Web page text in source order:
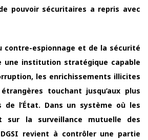
pouvoir sécuritaires a repris avec
contre-espionnage et de la sécurité
une institution stratégique capable
les enrichissements illicites
touchant jusqu’aux plus
de l’État. Dans un système où les
sur la surveillance mutuelle des
revient à contrôler une partie